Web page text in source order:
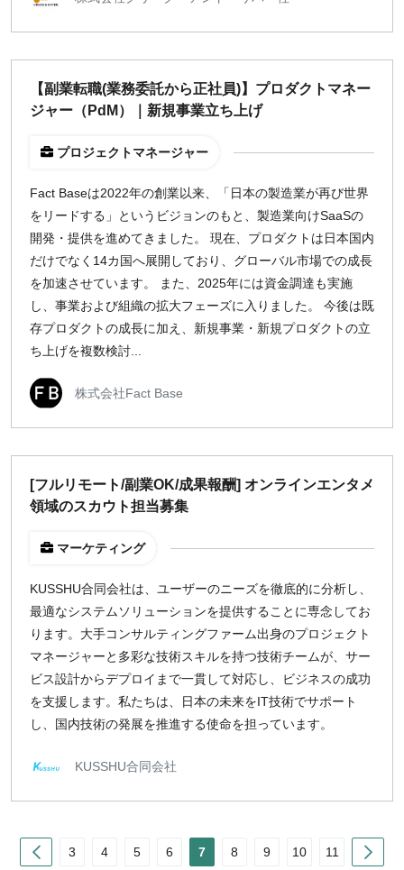
【副業転職(業務委託から正社員)】プロダクトマネー
ジャー（PdM）｜新規事業立ち上げ
プロジェクトマネージャー
Fact Baseは2022年の創業以来、「日本の製造業が再び世界
をリードする」というビジョンのもと、製造業向けSaaSの
開発・提供を進めてきました。 現在、プロダクトは日本国内
だけでなく14カ国へ展開しており、グローバル市場での成長
を加速させています。 また、2025年には資金調達も実施
し、事業および組織の拡大フェーズに入りました。 今後は既
存プロダクトの成長に加え、新規事業・新規プロダクトの立
ち上げを複数検討...
株式会社Fact Base
[フルリモート/副業OK/成果報酬] オンラインエンタメ
領域のスカウト担当募集
マーケティング
KUSSHU合同会社は、ユーザーのニーズを徹底的に分析し、
最適なシステムソリューションを提供することに専念してお
ります。大手コンサルティングファーム出身のプロジェクト
マネージャーと多彩な技術スキルを持つ技術チームが、サー
ビス設計からデプロイまで一貫して対応し、ビジネスの成功
を支援します。私たちは、日本の未来をIT技術でサポート
し、国内技術の発展を推進する使命を担っています。
KUSSHU合同会社
Prev
3 4 5 6 7 8 9 10 11